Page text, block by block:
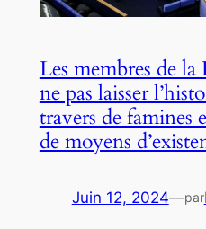
Les membres de
ne pas laisser
travers de famines
de moyens
Juin 12, 2024—par